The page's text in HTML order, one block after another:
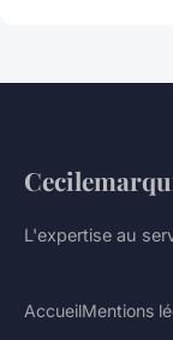
L'expertise au
AccueilMentions